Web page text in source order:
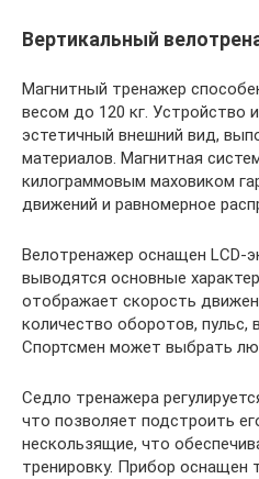
Вертикальный
Магнитный тренажер
весом до 120 кг. Устройство
эстетичный внешний вид,
материалов. Магнитная
килограммовым маховиком
движений и равномерное
Велотренажер оснащен LCD-
выводятся основные
отображает скорость
количество оборотов, пульс,
Спортсмен может выбрать
Седло тренажера
что позволяет подстроить
нескользящие, что
тренировку. Прибор оснащен